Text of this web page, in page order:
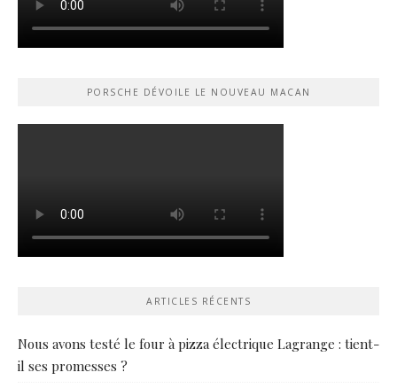
PORSCHE DÉVOILE LE NOUVEAU MACAN
ARTICLES RÉCENTS
Nous avons testé le four à pizza électrique Lagrange : tient-
il ses promesses ?